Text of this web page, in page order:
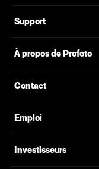
Support
À propos de Profoto
Contact
Emploi
Investisseurs